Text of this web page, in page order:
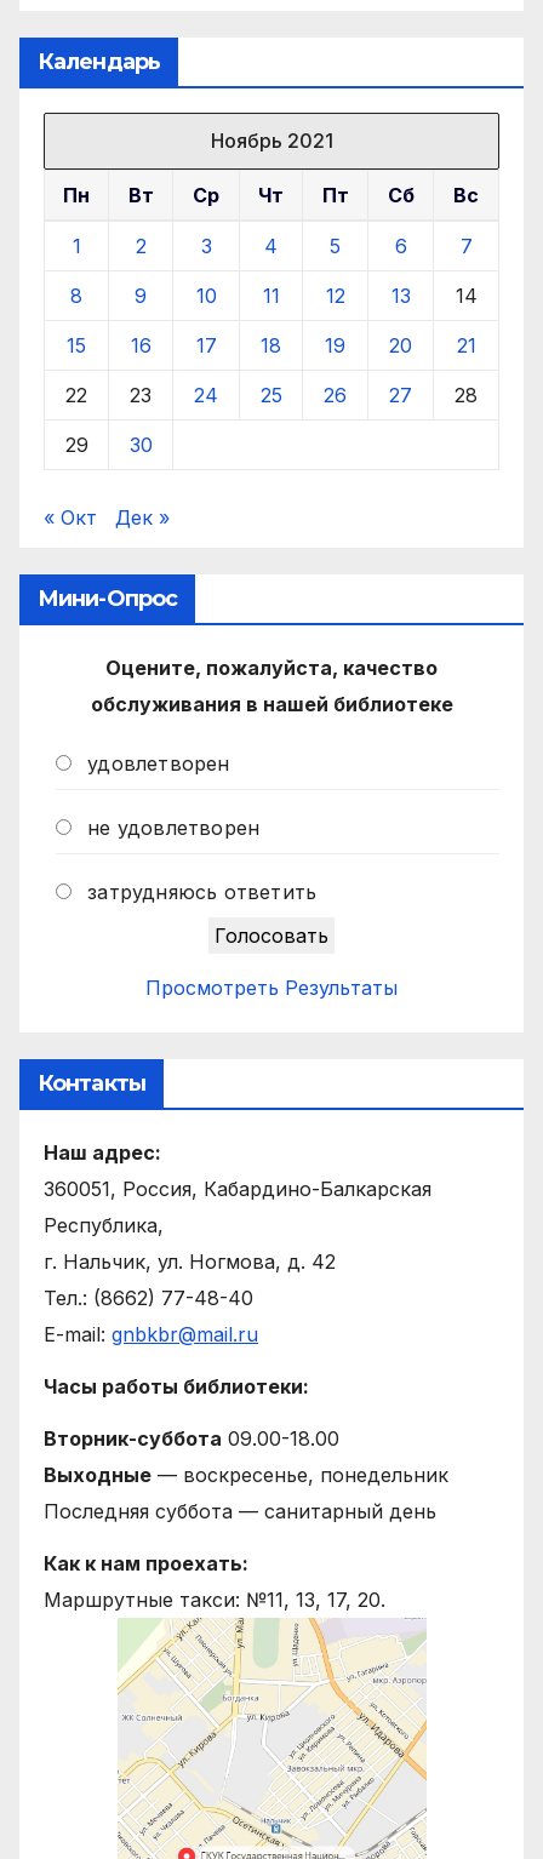
Календарь
Ноябрь 2021
Пн Вт Ср Чт Пт Сб Вс
1 2 3 4 5 6 7
8 9 10 11 12 13 14
15 16 17 18 19 20 21
22 23 24 25 26 27 28
29 30
« Окт Дек »
Мини-Опрос
Оцените, пожалуйста, качество
обслуживания в нашей библиотеке
удовлетворен
не удовлетворен
затрудняюсь ответить
Просмотреть Результаты
Контакты
Наш адрес:
360051, Россия, Кабардино-Балкарская
Республика,
г. Нальчик, ул. Ногмова, д. 42
Тел.: (8662) 77-48-40
E-mail: gnbkbr@mail.ru
Часы работы библиотеки:
Вторник-суббота 09.00-18.00
Выходные — воскресенье, понедельник
Последняя суббота — санитарный день
Как к нам проехать:
Маршрутные такси: №11, 13, 17, 20.